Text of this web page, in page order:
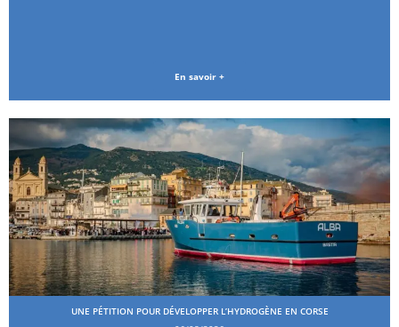
En savoir +
UNE PÉTITION POUR DÉVELOPPER L’HYDROGÈNE EN CORSE